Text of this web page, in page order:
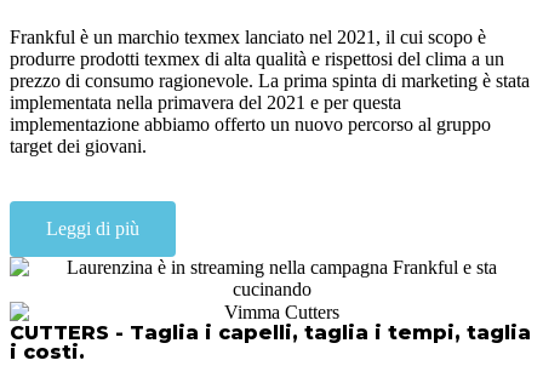
Frankful è un marchio texmex lanciato nel 2021, il cui scopo è
produrre prodotti texmex di alta qualità e rispettosi del clima a un
prezzo di consumo ragionevole. La prima spinta di marketing è stata
implementata nella primavera del 2021 e per questa
implementazione abbiamo offerto un nuovo percorso al gruppo
target dei giovani.
Leggi di più
CUTTERS - Taglia i capelli, taglia i tempi, taglia
i costi.